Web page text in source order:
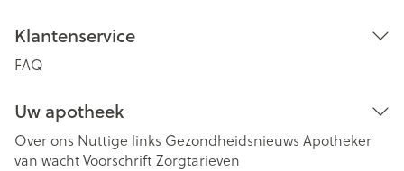
Klantenservice
FAQ
Uw apotheek
Over ons Nuttige links Gezondheidsnieuws Apotheker
van wachtVoorschriftZorgtarieven